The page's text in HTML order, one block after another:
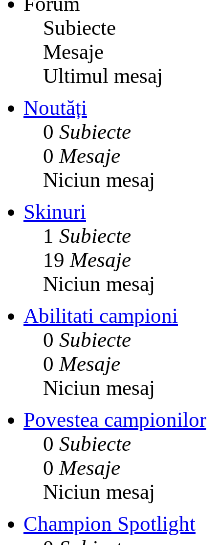
Subiecte
Mesaje
Ultimul mesaj
Noutăți
0 Subiecte
0 Mesaje
Niciun mesaj
Skinuri
1 Subiecte
19 Mesaje
Niciun mesaj
Abilitati campioni
0 Subiecte
0 Mesaje
Niciun mesaj
Povestea campionilor
0 Subiecte
0 Mesaje
Niciun mesaj
Champion Spotlight